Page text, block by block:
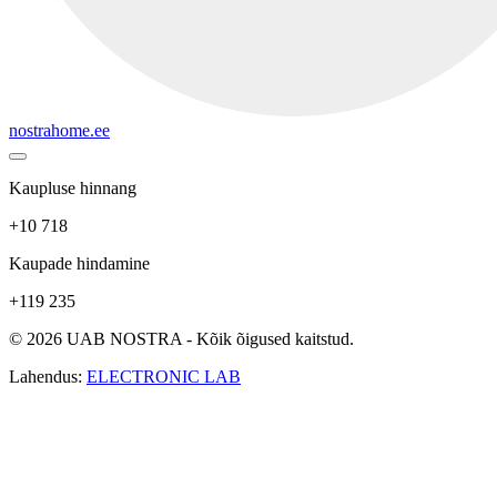
nostrahome.ee
Kaupluse hinnang
+10 718
Kaupade hindamine
+119 235
© 2026 UAB NOSTRA - Kõik õigused kaitstud.
Lahendus: ELECTRONIC LAB